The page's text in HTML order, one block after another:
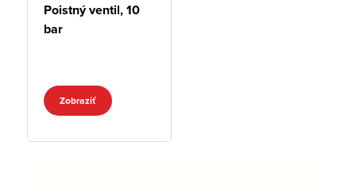
Poistný ventil, 10
bar
Zobraziť